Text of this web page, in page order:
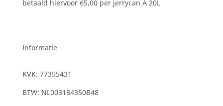
betaald hiervoor €5,00 per jerrycan A 20L
Informatie
KVK: 77355431
BTW: NL003184350B48